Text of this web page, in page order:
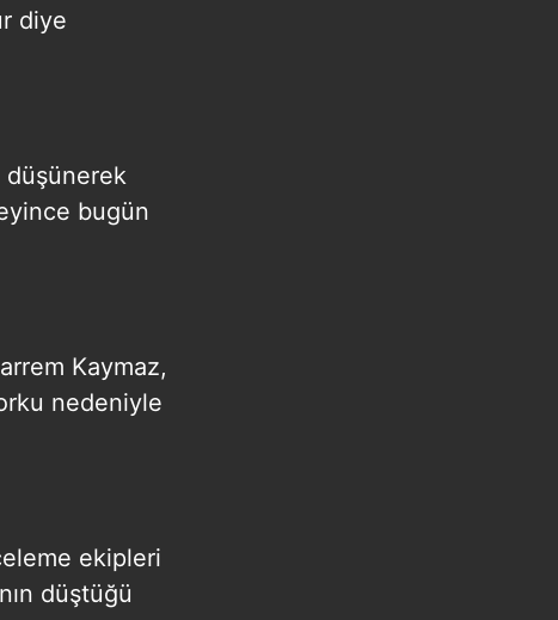
diye
düşünerek
bugün
Kaymaz,
nedeniyle
ekipleri
düştüğü